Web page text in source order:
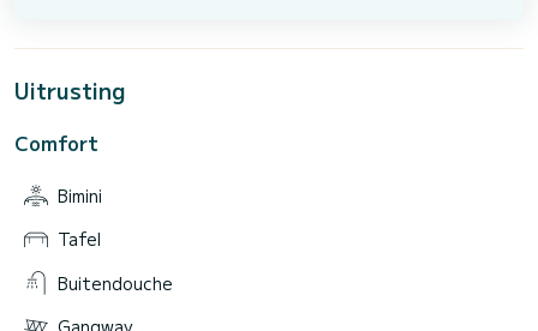
Uitrusting
Comfort
Bimini
Tafel
Buitendouche